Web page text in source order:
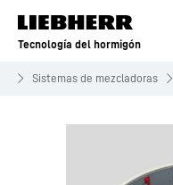
Tecnología del hormigón
Sistemas de mezcladoras